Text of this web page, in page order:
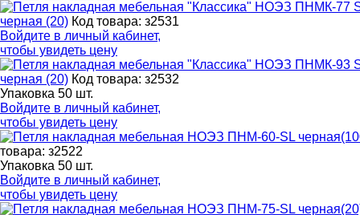
черная (20) Код товара: з2531
Войдите в личный кабинет,
чтобы увидеть цену
черная (20) Код товара: з2532
Упаковка 50 шт.
Войдите в личный кабинет,
чтобы увидеть цену
товара: з2522
Упаковка 50 шт.
Войдите в личный кабинет,
чтобы увидеть цену